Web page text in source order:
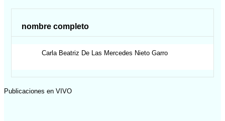
nombre completo
Carla Beatriz De Las Mercedes Nieto Garro
Publicaciones en VIVO